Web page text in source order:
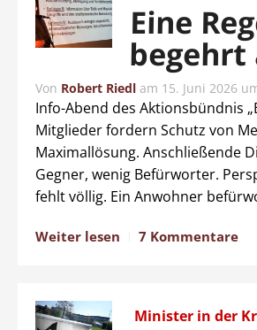
Eine
begehrt
Von Robert Riedl am 15. Juni 2026
Info-Abend des Aktionsbündnis
Mitglieder fordern Schutz von
Maximallösung. Anschließende
Gegner, wenig Befürworter.
fehlt völlig. Ein Anwohner
Weiter lesen 7 Kommentare
Minister in der